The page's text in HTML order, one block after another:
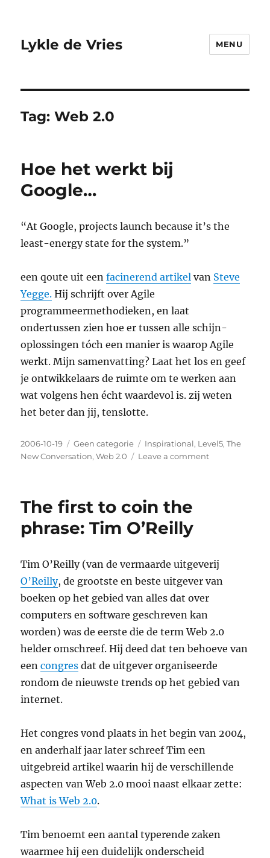
Lykle de Vries MENU
Tag:Web 2.0
Hoe het werkt bij
Google…
“At Google, projects launch because it’s the
least-energy state for the system.”
een qoute uit eenfacinerend artikel van Steve
Yegge. Hij schrijft over Agile
programmeermethodieken, en laat
ondertussen zien hoe er tussen alle schijn-
oplossingen tóch een manier is waarop Agile
werkt. Mijn samenvatting? Laat het los en geef
je ontwikkelaars de ruimte om te werken aan
wat volgens hen écht waardevol is. zij weten
het beter dan jij, tenslotte.
Posted
on
2006-10-19 Categories
Geen categorie Tags
Inspirational, Level5,The
New Conversation,Web 2.0 Leave a comment
The first to coin the
phrase: Tim O’Reilly
Tim O’Reilly (van de vermaarde uitgeverij
O’Reilly, de grootste en beste uitgever van
boeken op het gebied van alles dat over
computers en software geschreven kan
worden) was de eerste die de term Web 2.0
helder omschreef. Hij deed dat ten behoeve van
eencongres dat de uitgever organiseerde
rondom de nieuwste trends op het gebied van
internet.
Het congres vond plaats in het begin van 2004,
en anderhalf jaar later schreef Tim een
uitgebreid artikel waarin hij de verschillende
aspecten van Web 2.0 mooi naast elkaar zette:
What is Web 2.0.
Tim benoemt een aantal typerende zaken
waarmee hij een duidelijk onderscheid